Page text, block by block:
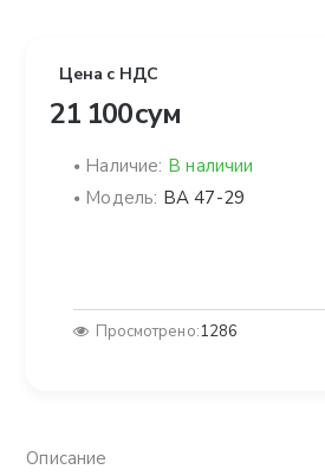
Цена с НДС
21 100 сум
Наличие: В наличии
Модель: ВА 47-29
Просмотрено:1286
Описание